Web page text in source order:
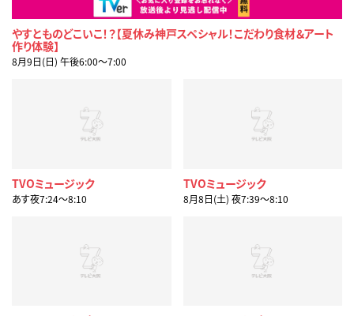
やすとものどこいこ！？【夏休み神戸スペシャル！こだわり食材＆アート
作り体験】
8月9日(日) 午後6:00〜7:00
TVOミュージック
あす夜7:24〜8:10
TVOミュージック
8月8日(土) 夜7:39〜8:10